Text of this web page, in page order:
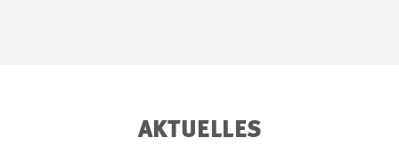
AKTUELLES